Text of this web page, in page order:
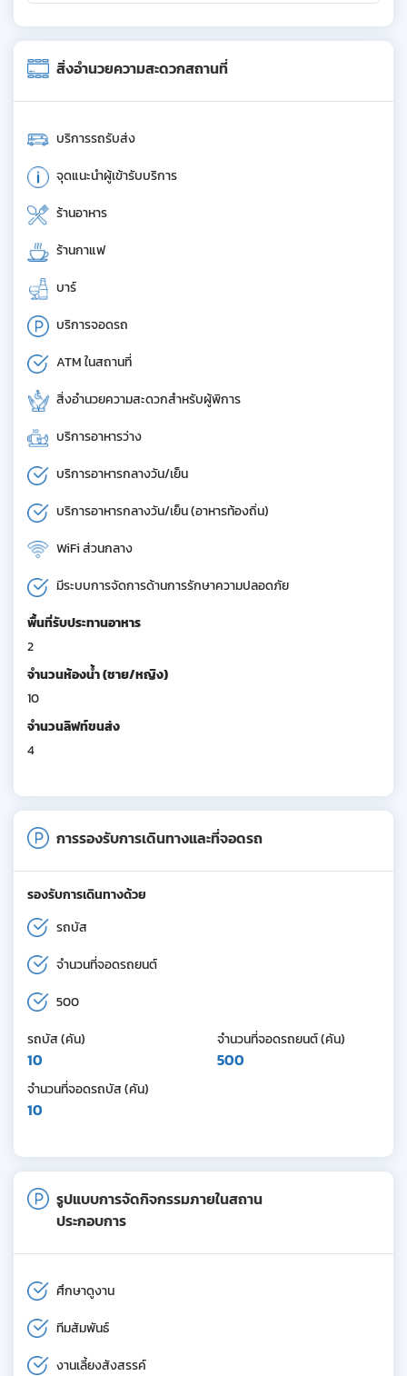
สิ่งอำนวยความสะดวกสถานที่
บริการรถรับส่ง
จุดแนะนำผู้เข้ารับบริการ
ร้านอาหาร
ร้านกาแฟ
บาร์
บริการจอดรถ
ATM ในสถานที่
สิ่งอำนวยความสะดวกสำหรับผู้พิการ
บริการอาหารว่าง
บริการอาหารกลางวัน/เย็น
บริการอาหารกลางวัน/เย็น (อาหารท้องถิ่น)
WiFi ส่วนกลาง
มีระบบการจัดการด้านการรักษาความปลอดภัย
พื้นที่รับประทานอาหาร
2
จำนวนห้องน้ำ (ชาย/หญิง)
10
จำนวนลิฟท์ขนส่ง
4
การรองรับการเดินทางและที่จอดรถ
รองรับการเดินทางด้วย
รถบัส
จำนวนที่จอดรถยนต์
500
รถบัส (คัน)
10
จำนวนที่จอดรถยนต์ (คัน)
500
จำนวนที่จอดรถบัส (คัน)
10
รูปแบบการจัดกิจกรรมภายในสถาน
ประกอบการ
ศึกษาดูงาน
ทีมสัมพันธ์
งานเลี้ยงสังสรรค์